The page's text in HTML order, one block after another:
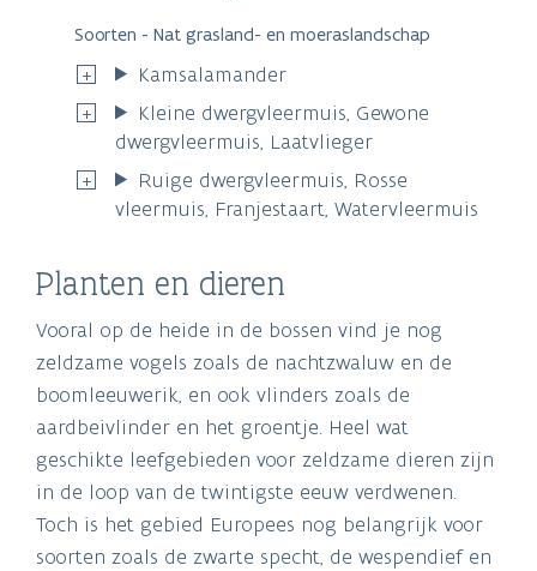
Soorten - Nat grasland- en moeraslandschap
Kamsalamander
Kleine dwergvleermuis, Gewone
dwergvleermuis, Laatvlieger
Ruige dwergvleermuis, Rosse
vleermuis, Franjestaart, Watervleermuis
Planten en dieren
Vooral op de heide in de bossen vind je nog
zeldzame vogels zoals de nachtzwaluw en de
boomleeuwerik, en ook vlinders zoals de
aardbeivlinder en het groentje. Heel wat
geschikte leefgebieden voor zeldzame dieren zijn
in de loop van de twintigste eeuw verdwenen.
Toch is het gebied Europees nog belangrijk voor
soorten zoals de zwarte specht, de wespendief en